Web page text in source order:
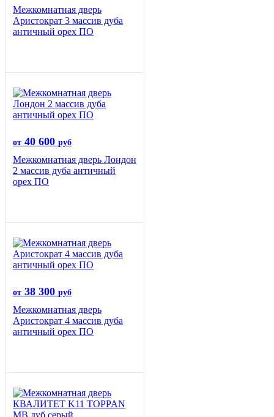
Межкомнатная дверь
Аристократ 3 массив дуба
античный орех ПО
от 40 600 руб
Межкомнатная дверь Лондон
2 массив дуба античный
орех ПО
от 38 300 руб
Межкомнатная дверь
Аристократ 4 массив дуба
античный орех ПО